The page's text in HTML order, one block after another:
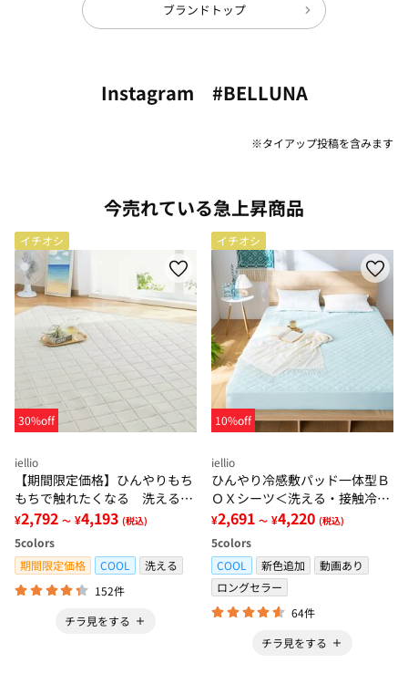
ブランドトップ
Instagram #BELLUNA
※タイアップ投稿を含みます
今売れている急上昇商品
イチオシ
30%off
iellio
【期間限定価格】ひんやりもち
もちで触れたくなる 洗えるラ
グ＜低反発・滑りにくい・接触
冷感・防ダニ・カーペット＞
¥2,792 ～ ¥4,193 (税込)
5colors
期間限定価格
COOL
洗える
152件
チラ見をする
イチオシ
10%off
iellio
ひんやり冷感敷パッド一体型Ｂ
ＯＸシーツ＜洗える・接触冷
感・抗菌防臭・時短・家事楽・
ボックスシーツ・寝苦しさ対策
＞
¥2,691 ～ ¥4,220 (税込)
5colors
COOL
新色追加
動画あり
ロングセラー
64件
チラ見をする